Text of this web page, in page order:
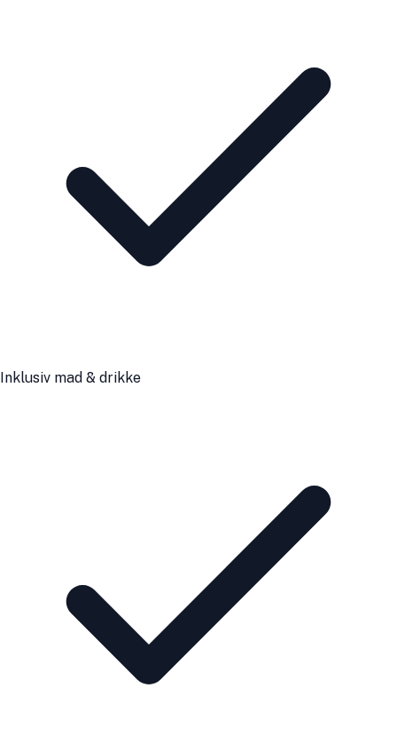
Inklusiv mad & drikke